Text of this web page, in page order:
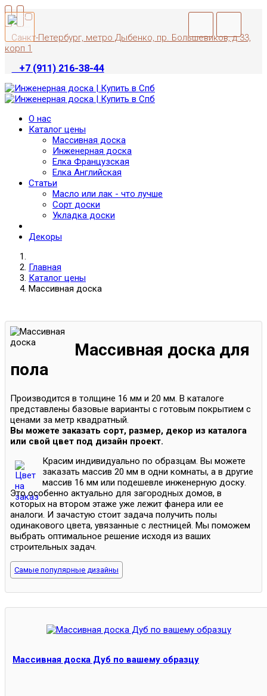
Санкт-Петербург, метро Дыбенко, пр. Большевиков, д 33,
корп 1
+7 (911) 216-38-44
О нас
Каталог цены
Массивная доска
Инженерная доска
Елка Французская
Елка Английская
Статьи
Масло или лак - что лучше
Сорт доски
Укладка доски
Декоры
Главная
Каталог цены
Массивная доска
Массивная доска для
пола
Производится в толщине 16 мм и 20 мм. В каталоге
представлены базовые варианты с готовым покрытием с
ценами за метр квадратный.
Вы можете заказать сорт, размер, декор из каталога
или свой цвет под дизайн проект.
Красим индивидуально по образцам. Вы можете
заказать массив 20 мм в одни комнаты, а в другие
массив 16 мм или подешевле инженерную доску.
Это особенно актуально для загородных домов, в
которых на втором этаже уже лежит фанера или ее
аналоги. И зачастую стоит задача получить полы
одинакового цвета, увязанные с лестницей. Мы поможем
выбрать оптимальное решение исходя из ваших
строительных задач.
Самые популярные дизайны
Массивная доска Дуб по вашему образцу